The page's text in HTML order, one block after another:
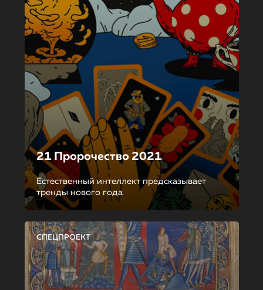
21 Пророчество 2021
Естественный интеллект предсказывает
тренды нового года
СПЕЦПРОЕКТ